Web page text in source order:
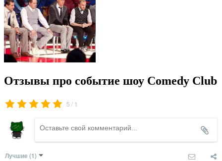
Отзывы про событие шоу Comedy Club
5 / 1
Лучшие (1)